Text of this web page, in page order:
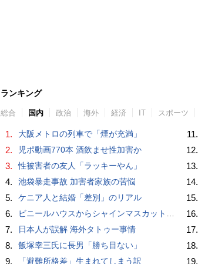
ランキング
総合 国内 政治 海外 経済 IT スポーツ
1. 大阪メトロの列車で「煙が充満」
2. 児ポ動画770本 酒飲ませ性加害か
3. 性被害者の友人「ラッキーやん」
4. 池袋暴走事故 加害者家族の苦悩
5. ケニア人と結婚「差別」のリアル
6. ビニールハウスからシャインマスカット約200房を盗んだ疑い ネットで販売か 無職の男（42）逮捕 岡山県警
7. 日本人が誤解 海外タトゥー事情
8. 飯塚幸三氏に長男「勝ち目ない」
9. 「避難所格差」生まれてしまう訳
11.
12.
13.
14.
15.
16.
17.
18.
19.